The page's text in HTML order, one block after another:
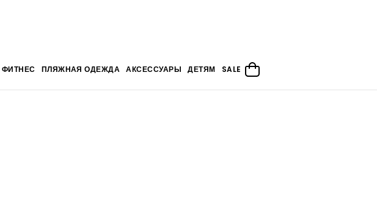
ФИТНЕС ПЛЯЖНАЯ ОДЕЖДА АКСЕССУАРЫ ДЕТЯМ SALE